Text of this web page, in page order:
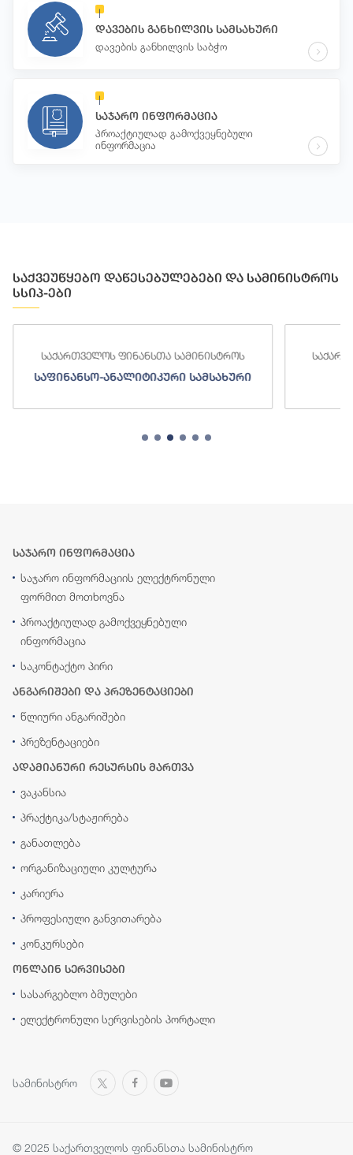
დავების განხილვის სამსახური
დავების განხილვის საბჭო
საჯარო ინფორმაცია
პროაქტიულად გამოქვეყნებული
ინფორმაცია
საქვეუწყებო დაწესებულებები და სამინისტროს
სსიპ-ები
საქართველოს ფინანსთა სამინისტროს
საფინანსო-ანალიტიკური სამსახური
საჯარო ინფორმაცია
საჯარო ინფორმაციის ელექტრონული
ფორმით მოთხოვნა
პროაქტიულად გამოქვეყნებული
ინფორმაცია
საკონტაქტო პირი
ანგარიშები და პრეზენტაციები
წლიური ანგარიშები
პრეზენტაციები
ადამიანური რესურსის მართვა
ვაკანსია
პრაქტიკა/სტაჟირება
განათლება
ორგანიზაციული კულტურა
კარიერა
პროფესიული განვითარება
კონკურსები
ონლაინ სერვისები
სასარგებლო ბმულები
ელექტრონული სერვისების პორტალი
სამინისტრო
© 2025 საქართველოს ფინანსთა სამინისტრო